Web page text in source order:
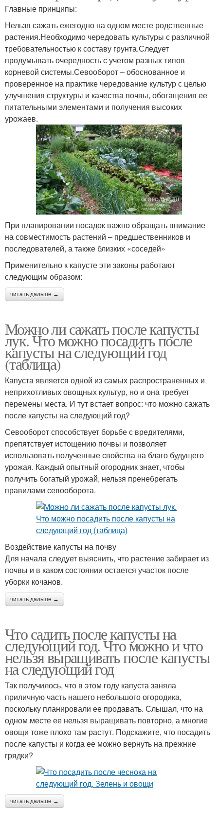
Главные принципы:
Нельзя сажать ежегодно на одном месте родственные
растения.Необходимо чередовать культуры с различной
требовательностью к составу грунта.Следует
продумывать очередность с учетом разных типов
корневой системы.Севооборот – обоснованное и
проверенное на практике чередование культур с целью
улучшения структуры и качества почвы, обогащения ее
питательными элементами и получения высоких
урожаев.
При планировании посадок важно обращать внимание
на совместимость растений – предшественников и
последователей, а также близких «соседей»
Применительно к капусте эти законы работают
следующим образом:
читать дальше →
Можно ли сажать после капусты
лук. Что можно посадить после
капусты на следующий год
(таблица)
Капуста является одной из самых распространенных и
неприхотливых овощных культур, но и она требует
перемены места. И тут встает вопрос: что можно сажать
после капусты на следующий год?
Севооборот способствует борьбе с вредителями,
препятствует истощению почвы и позволяет
использовать полученные свойства на благо будущего
урожая. Каждый опытный огородник знает, чтобы
получить богатый урожай, нельзя пренебрегать
правилами севооборота.
Воздействие капусты на почву
Для начала следует выяснить, что растение забирает из
почвы и в каком состоянии остается участок после
уборки кочанов.
читать дальше →
Что садить после капусты на
следующий год. Что можно и что
нельзя выращивать после капусты
на следующий год
Так получилось, что в этом году капуста заняла
приличную часть нашего небольшого огородика,
поскольку планировали ее продавать. Слышал, что на
одном месте ее нельзя выращивать повторно, а многие
овощи тоже плохо там растут. Подскажите, что посадить
после капусты и когда ее можно вернуть на прежние
грядки?
читать дальше →